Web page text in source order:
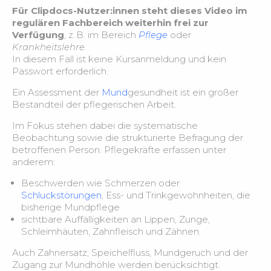
Modul 53 Palliative Versorgung – Fallbeispiel
Modul 54 KI in der Pflege – Übungsvideo –
Modul 55 Biografische Daten – Was wirklich wichtig
ist
Modul 55 Wenn keine Informationen kommen –
Umgang mit Schweigen & Abwehr
Modul 55 Themenfelder und Risikomatrix am
Beispiel
Modul 56 Stress und mentale Gesundheit –
Grundlage
Modul 56 Psychische Gesundheit
Für Clipdocs-Nutzer:innen steht dieses Video im
regulären Fachbereich weiterhin frei zur
Verfügung, z. B. im Bereich Pflege oder
Krankheitslehre.
In diesem Fall ist keine Kursanmeldung und kein
Passwort erforderlich.
Ein Assessment der Mundgesundheit ist ein großer
Bestandteil der pflegerischen Arbeit.
Im Fokus stehen dabei die systematische
Beobachtung sowie die strukturierte Befragung der
betroffenen Person. Pflegekräfte erfassen unter
anderem:
Beschwerden wie Schmerzen oder
Schluckstörungen, Ess- und Trinkgewohnheiten, die
bisherige Mundpflege
sichtbare Auffälligkeiten an Lippen, Zunge,
Schleimhäuten, Zahnfleisch und Zähnen.
Auch Zahnersatz, Speichelfluss, Mundgeruch und der
Zugang zur Mundhöhle werden berücksichtigt.